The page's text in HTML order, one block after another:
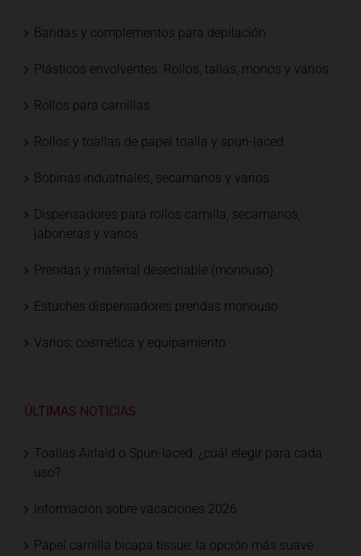
Bandas y complementos para depilación
Plásticos envolventes. Rollos, tallas, monos y varios
Rollos para camillas
Rollos y toallas de papel toalla y spun-laced
Bobinas industriales, secamanos y varios
Dispensadores para rollos camilla, secamanos,
jaboneras y varios
Prendas y material desechable (monouso)
Estuches dispensadores prendas monouso
Varios: cosmética y equipamiento
ÚLTIMAS NOTICIAS
Toallas Airlaid o Spun-laced: ¿cuál elegir para cada
uso?
Información sobre vacaciones 2026
Papel camilla bicapa tissue: la opción más suave